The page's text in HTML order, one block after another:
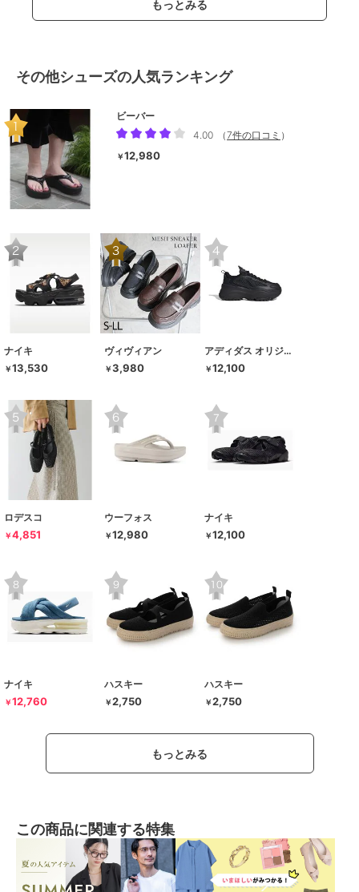
もっとみる
その他シューズの人気ランキング
ビーバー
4.00
（7件の口コミ ）
￥12,980
ナイキ
￥13,530
ヴィヴィアン
￥3,980
アディダス オリジナルス
￥12,100
ロデスコ
￥4,851
ウーフォス
￥12,980
ナイキ
￥12,100
ナイキ
￥12,760
ハスキー
￥2,750
ハスキー
￥2,750
もっとみる
この商品に関連する特集